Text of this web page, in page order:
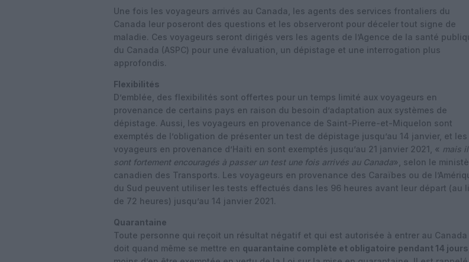
Une fois les voyageurs arrivés au Canada, les agents des services frontaliers du
Canada leur poseront des questions et les observeront pour déceler tout signe de
maladie. Ces voyageurs seront dirigés vers les agents de l’Agence de la santé
du Canada (ASPC) pour une évaluation, un dépistage et une interrogation plus
approfondis.
Flexibilités
D’emblée, des flexibilités sont offertes pour un temps limité aux voyageurs en
provenance de certains pays en raison du besoin d’adaptation aux systèmes de
dépistage. Aussi, les voyageurs en provenance de Saint-Pierre-et-Miquelon sont
exemptés de l’obligation de présenter un test de dépistage jusqu’au 14 janvier, et les
voyageurs en provenance d’Haïti en sont exemptés jusqu’au 21 janvier 2021, « mais
sont fortement encouragés à passer un test une fois arrivés au Canada», selon le
canadien des Transports. Les voyageurs en provenance des Caraïbes ou de
du Sud peuvent utiliser les tests effectués dans les 96 heures avant leur départ (au
de 72 heures) jusqu’au 14 janvier 2021.
Quarantaine
Toute personne qui reçoit un résultat négatif et qui est autorisée à entrer au Canada
doit quand même se mettre en quarantaine complète et obligatoire pendant 14 jours